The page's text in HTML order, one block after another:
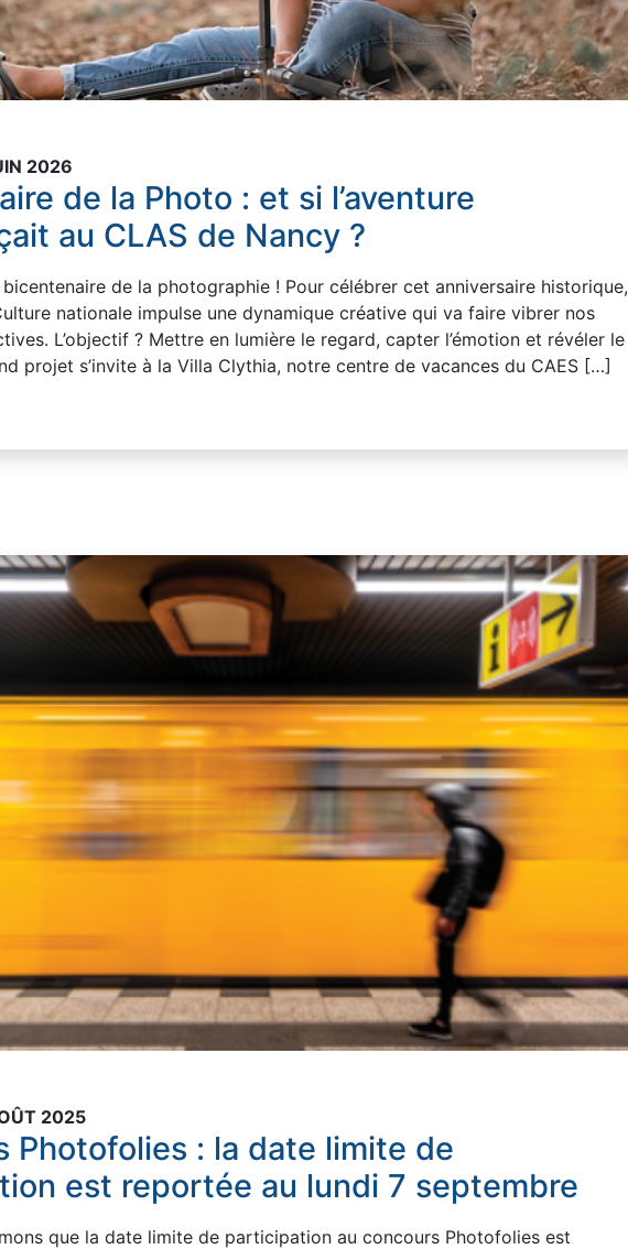
2026
de la Photo : et si l’aventure
au CLAS de Nancy ?
de la photographie ! Pour célébrer cet anniversaire historique,
nationale impulse une dynamique créative qui va faire vibrer nos
​L’objectif ? Mettre en lumière le regard, capter l’émotion et révéler le
projet s’invite à la Villa Clythia, notre centre de vacances du CAES […]
2025
Photofolies : la date limite de
est reportée au lundi 7 septembre
que la date limite de participation au concours Photofolies est